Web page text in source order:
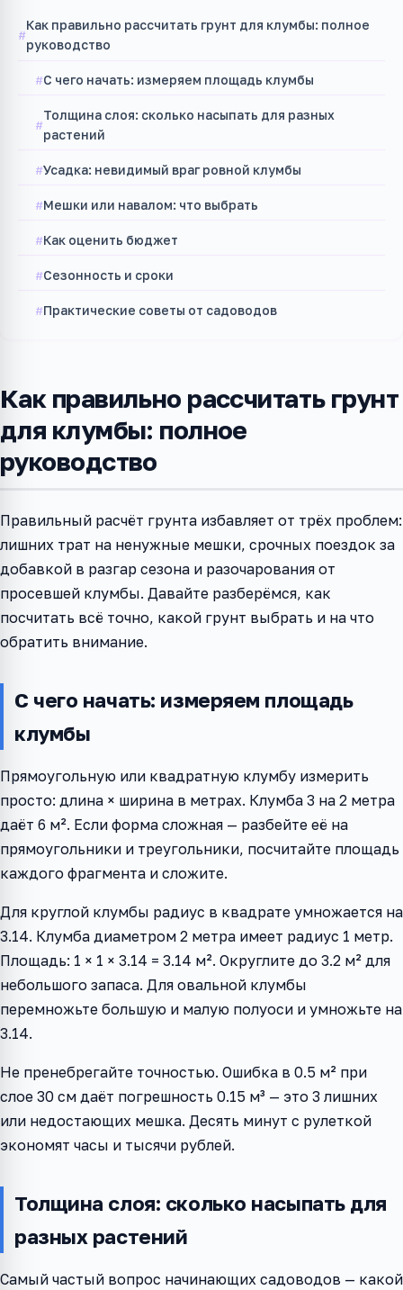
Как правильно рассчитать грунт для клумбы: полное
руководство
С чего начать: измеряем площадь клумбы
Толщина слоя: сколько насыпать для разных
растений
Усадка: невидимый враг ровной клумбы
Мешки или навалом: что выбрать
Как оценить бюджет
Сезонность и сроки
Практические советы от садоводов
Как правильно рассчитать грунт
для клумбы: полное
руководство
Правильный расчёт грунта избавляет от трёх проблем:
лишних трат на ненужные мешки, срочных поездок за
добавкой в разгар сезона и разочарования от
просевшей клумбы. Давайте разберёмся, как
посчитать всё точно, какой грунт выбрать и на что
обратить внимание.
С чего начать: измеряем площадь
клумбы
Прямоугольную или квадратную клумбу измерить
просто: длина × ширина в метрах. Клумба 3 на 2 метра
даёт 6 м². Если форма сложная — разбейте её на
прямоугольники и треугольники, посчитайте площадь
каждого фрагмента и сложите.
Для круглой клумбы радиус в квадрате умножается на
3.14. Клумба диаметром 2 метра имеет радиус 1 метр.
Площадь: 1 × 1 × 3.14 = 3.14 м². Округлите до 3.2 м² для
небольшого запаса. Для овальной клумбы
перемножьте большую и малую полуоси и умножьте на
3.14.
Не пренебрегайте точностью. Ошибка в 0.5 м² при
слое 30 см даёт погрешность 0.15 м³ — это 3 лишних
или недостающих мешка. Десять минут с рулеткой
экономят часы и тысячи рублей.
Толщина слоя: сколько насыпать для
разных растений
Самый частый вопрос начинающих садоводов — какой